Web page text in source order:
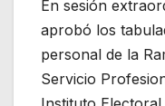
En sesión
aprobó los
personal de la
Servicio